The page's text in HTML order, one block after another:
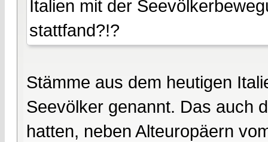
Italien mit der
stattfand?!?
Stämme aus dem heutigen
Seevölker genannt. Das auch
hatten, neben Alteuropäern